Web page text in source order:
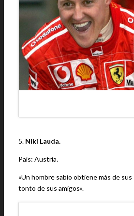
5. Niki Lauda.
País: Austria.
«Un hombre sabio obtiene más de
tonto de sus amigos».